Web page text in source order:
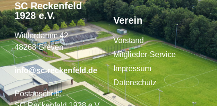
SC Reckenfeld
1928 e.V.
Wittlerdamm 42
48268 Greven
info@sc-reckenfeld.de
Postanschrift:
Verein
Vorstand
Mitglieder-Service
Impressum
Datenschutz